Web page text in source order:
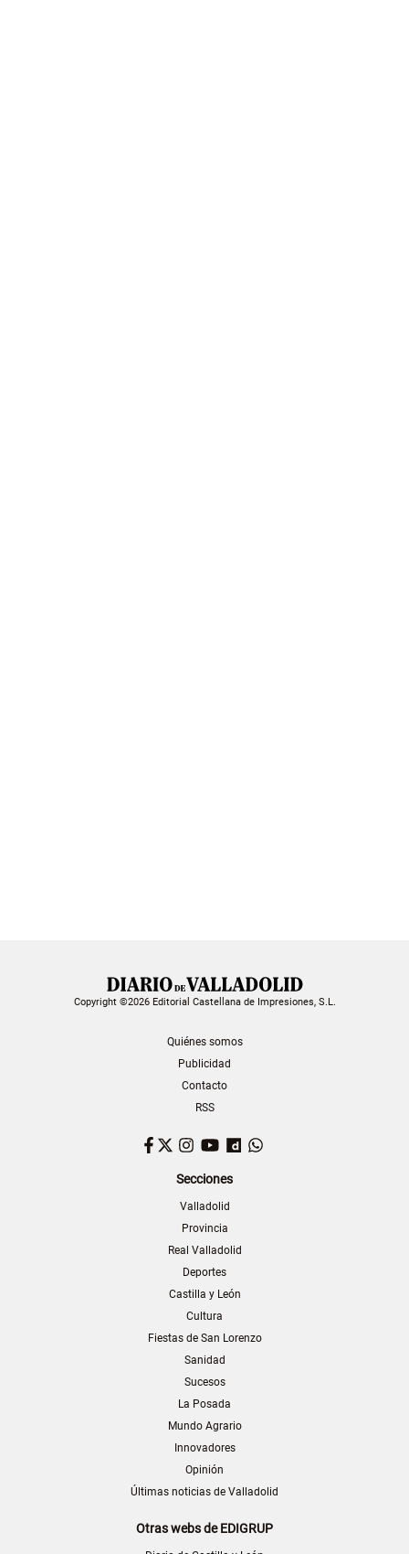
Copyright ©2026 Editorial Castellana de Impresiones, S.L.
Quiénes somos
Publicidad
Contacto
RSS
Facebook
TwitterInstagram
YouTubeDailymotion
Secciones
Valladolid
Provincia
Real Valladolid
Deportes
Castilla y León
Cultura
Fiestas de San Lorenzo
Sanidad
Sucesos
La Posada
Mundo Agrario
Innovadores
Opinión
Últimas noticias de Valladolid
Otras webs de EDIGRUP